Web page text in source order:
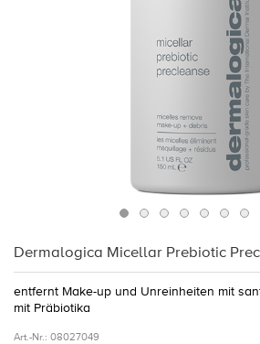
Dermalogica Micellar Prebiotic
entfernt Make-up und Unreinheiten mit
mit Präbiotika
Art.-Nr.: 08027049